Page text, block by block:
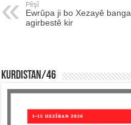
Pêşî
Ewrûpa ji bo Xezayê banga
agirbestê kir
KURDISTAN/46